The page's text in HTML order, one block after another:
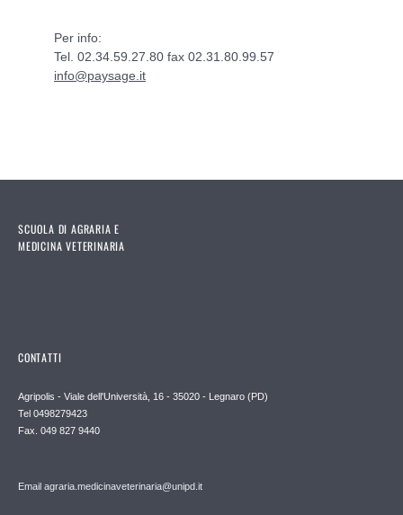
Per info:
Tel. 02.34.59.27.80 fax 02.31.80.99.57
info@paysage.it
SCUOLA DI AGRARIA E
MEDICINA VETERINARIA
CONTATTI
Agripolis - Viale dell'Università, 16 - 35020 - Legnaro (PD)
Tel 0498279423
Fax. 049 827 9440
Email agraria.medicinaveterinaria@unipd.it